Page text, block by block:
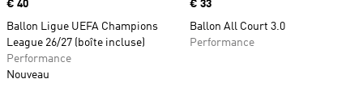
Prix
€ 40
Ballon Ligue UEFA Champions
League 26/27 (boîte incluse)
Performance
Nouveau
Prix
€ 33
Ballon All Court 3.0
Performance